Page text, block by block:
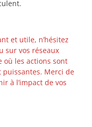
et utile, n’hésitez
sur vos réseaux
où les actions sont
puissantes. Merci de
à l’impact de vos